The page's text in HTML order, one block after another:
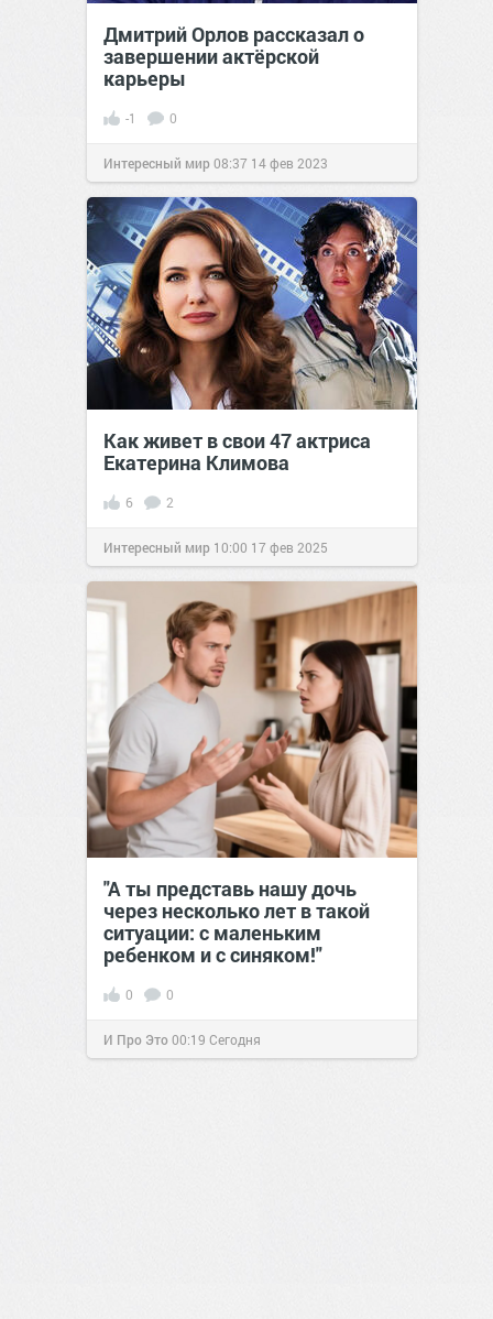
Дмитрий Орлов рассказал о
завершении актёрской
карьеры
-1 0
Интересный мир08:37 14 фев 2023
Как живет в свои 47 актриса
Екатерина Климова
6 2
Интересный мир 10:00 17 фев 2025
"А ты представь нашу дочь
через несколько лет в такой
ситуации: с маленьким
ребенком и с синяком!"
0 0
И Про Это00:19 Сегодня